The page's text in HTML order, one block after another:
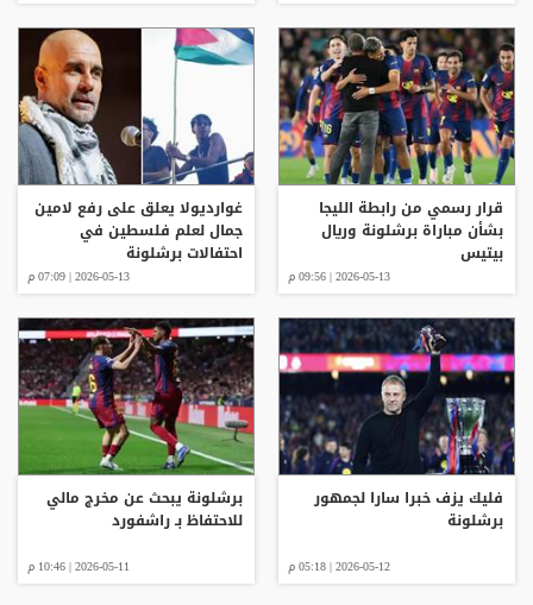
قرار رسمي من رابطة الليجا
بشأن مباراة برشلونة وريال
بيتيس
2026-05-13 | 09:56 م
غوارديولا يعلق على رفع لامين
جمال لعلم فلسطين في
احتفالات برشلونة
2026-05-13 | 07:09 م
فليك يزف خبرا سارا لجمهور
برشلونة
2026-05-12 | 05:18 م
برشلونة يبحث عن مخرج مالي
للاحتفاظ بـ راشفورد
2026-05-11 | 10:46 م